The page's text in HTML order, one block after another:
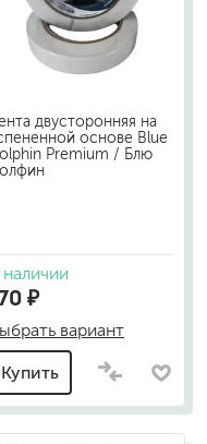
двусторонняя на
основе Blue
Premium / Блю
наличии
₽
вариант
Купить